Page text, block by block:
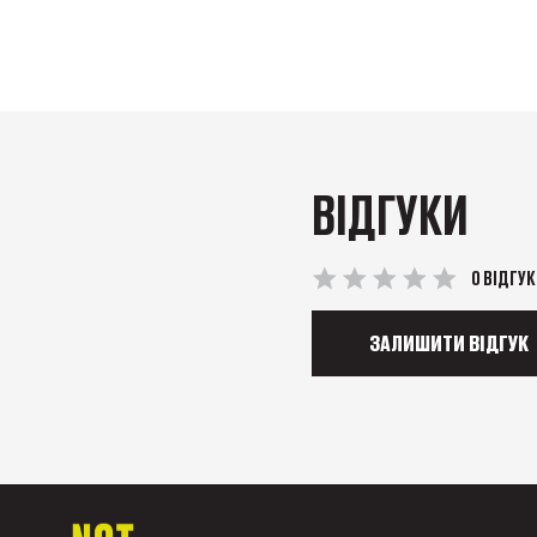
ВІДГУКИ
0
ЗАЛИШИТИ ВІДГУК